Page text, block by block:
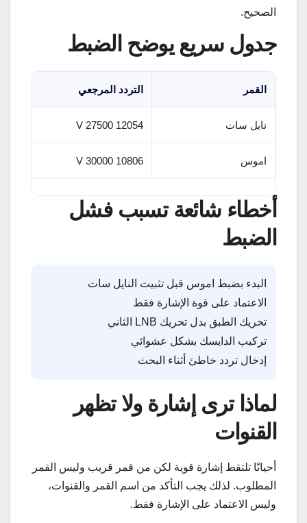
الصحيح.
جدول سريع يوضح الضبط
القمر التردد المرجعي
نايل سات 12054 V 27500
اموس 10806 V 30000
أخطاء شائعة تسبب فشل
الضبط
البدء بضبط اموس قبل تثبيت النايل سات
الاعتماد على قوة الإشارة فقط
تحريك الطبق بدل تحريك LNB الثاني
تركيب الدايسك بشكل عشوائي
إدخال تردد خاطئ أثناء البحث
لماذا ترى إشارة ولا تظهر
القنوات
أحيانًا تلتقط إشارة قوية لكن من قمر قريب وليس القمر
المطلوب. لذلك يجب التأكد من اسم القمر والقنوات،
وليس الاعتماد على الإشارة فقط.